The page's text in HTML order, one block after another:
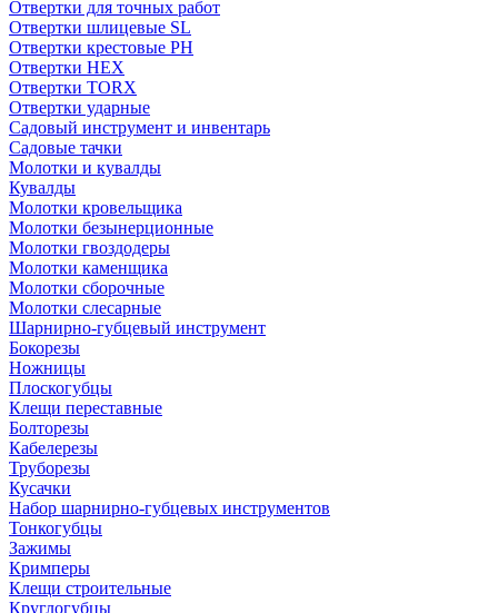
Отвертки для точных работ
Отвертки шлицевые SL
Отвертки крестовые PH
Отвертки HEX
Отвертки TORX
Отвертки ударные
Садовый инструмент и инвентарь
Садовые тачки
Молотки и кувалды
Кувалды
Молотки кровельщика
Молотки безынерционные
Молотки гвоздодеры
Молотки каменщика
Молотки сборочные
Молотки слесарные
Шарнирно-губцевый инструмент
Бокорезы
Ножницы
Плоскогубцы
Клещи переставные
Болторезы
Кабелерезы
Труборезы
Кусачки
Набор шарнирно-губцевых инструментов
Тонкогубцы
Зажимы
Кримперы
Клещи строительные
Круглогубцы